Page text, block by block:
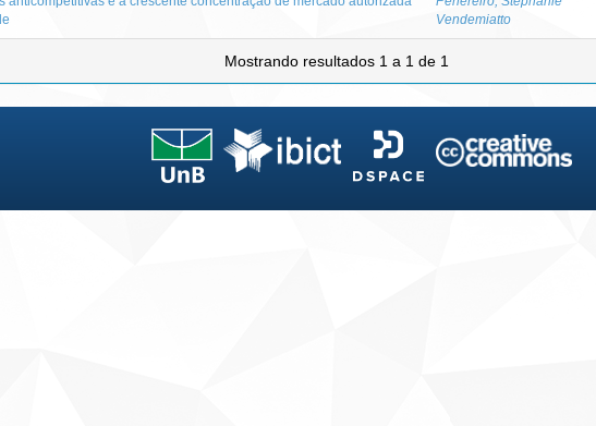
Vendemiatto
Mostrando resultados 1 a 1 de 1